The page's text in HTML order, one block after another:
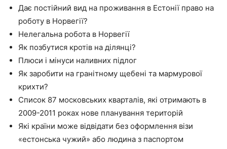
Дає постійний вид на проживання в Естонії право на
роботу в Норвегії?
Нелегальна робота в Норвегії
Як позбутися кротів на ділянці?
Плюси і мінуси наливних підлог
Як заробити на гранітному щебені та мармурової
крихти?
Список 87 московських кварталів, які отримають в
2009-2011 роках нове планування територій
Які країни може відвідати без оформлення візи
«естонська чужий» або людина з паспортом